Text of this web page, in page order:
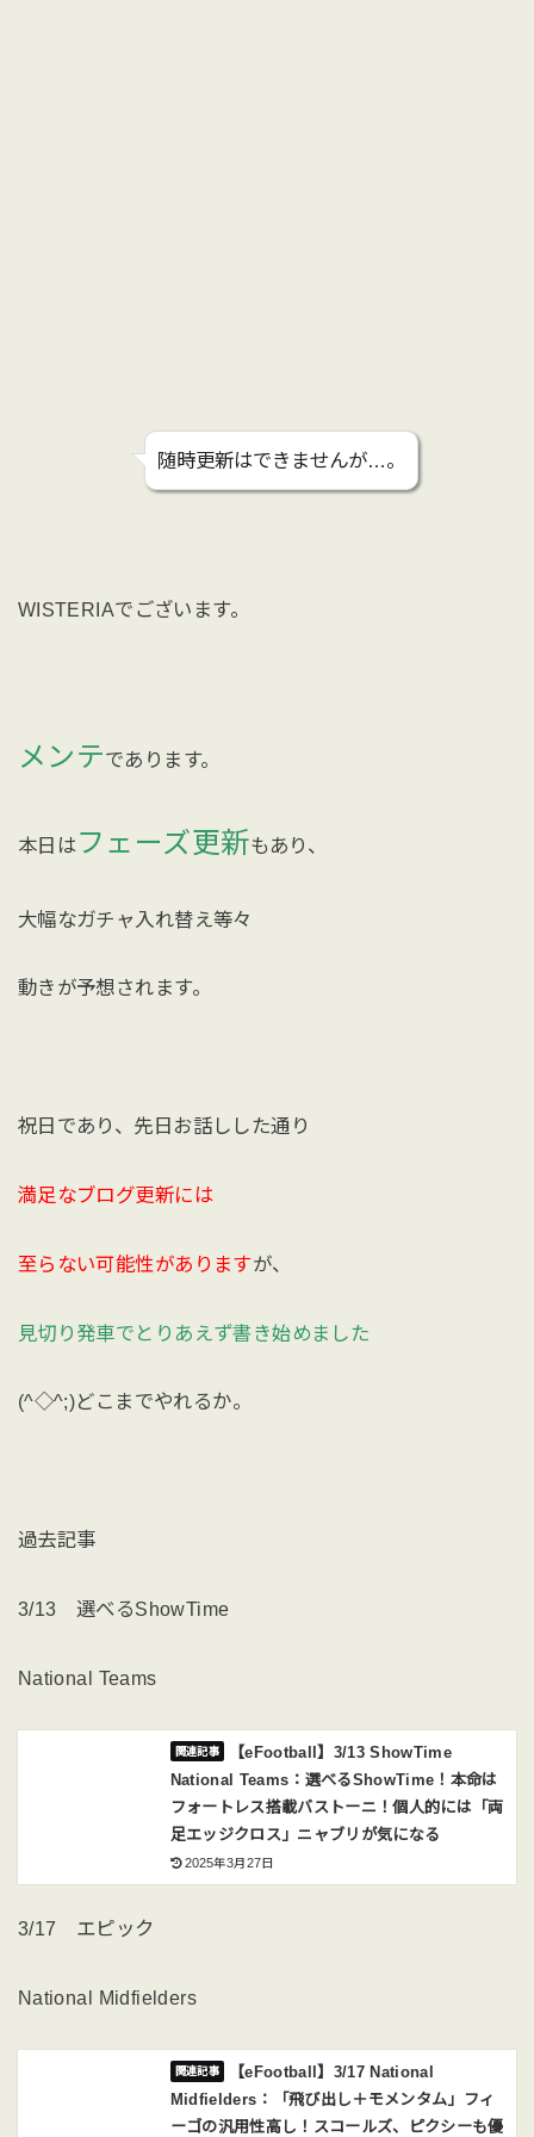
随時更新はできませんが…。
WISTERIAでございます。
メンテであります。
本日はフェーズ更新もあり、
大幅なガチャ入れ替え等々
動きが予想されます。
祝日であり、先日お話しした通り
満足なブログ更新には
至らない可能性がありますが、
見切り発車でとりあえず書き始めました
(^◇^;)どこまでやれるか。
過去記事
3/13 選べるShowTime
National Teams
【eFootball】3/13 ShowTime
National Teams：選べるShowTime！本命は
フォートレス搭載バストーニ！個人的には「両
足エッジクロス」ニャブリが気になる
2025年3月27日
3/17 エピック
National Midfielders
【eFootball】3/17 National
Midfielders：「飛び出し＋モメンタム」フィ
ーゴの汎用性高し！スコールズ、ピクシーも優